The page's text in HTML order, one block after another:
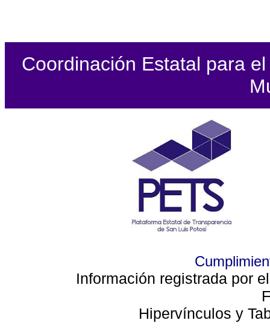
Coordinación Estatal para
Información registrada por
Hipervínculos y